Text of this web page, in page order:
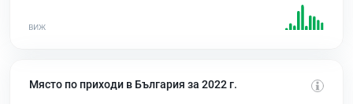
Място по приходи в България за 2022 г.